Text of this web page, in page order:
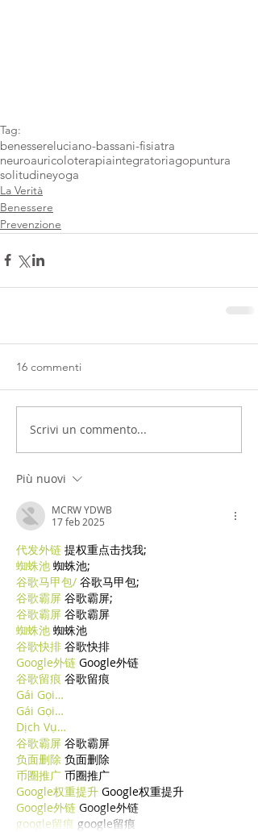
Tag:
benessereluciano-bassani-fisiatra
neuroauricoloterapiaintegratoriagopuntura
solitudineyoga
La Verità
Benessere
Prevenzione
16 commenti
Scrivi un commento...
Più nuovi
MCRW YDWB
17 feb 2025
代发外链 提权重点击找我;
蜘蛛池 蜘蛛池;
谷歌马甲包/ 谷歌马甲包;
谷歌霸屏 谷歌霸屏;
谷歌霸屏 谷歌霸屏
蜘蛛池 蜘蛛池
谷歌快排 谷歌快排
Google外链 Google外链
谷歌留痕 谷歌留痕
Gái Gọi…
Gái Gọi…
Dịch Vụ…
谷歌霸屏 谷歌霸屏
负面删除 负面删除
币圈推广 币圈推广
Google权重提升 Google权重提升
Google外链 Google外链
google留痕 google留痕